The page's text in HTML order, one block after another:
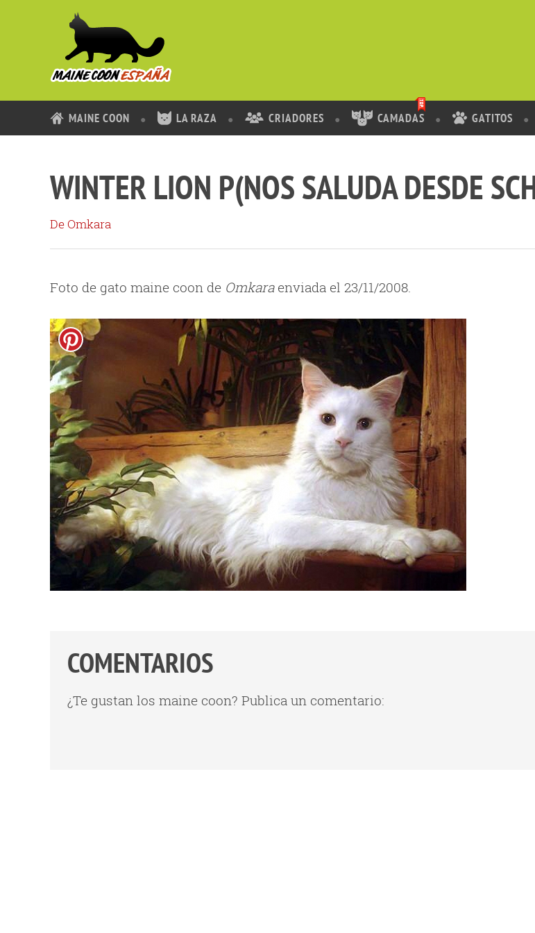
MAINE COON LA RAZA CRIADORES CAMADAS GATITOS
WINTER LION P(NOS SALUDA DESDE
De Omkara
Foto de gato maine coon de Omkaraenviada el 23/11/2008.
COMENTARIOS
¿Te gustan los maine coon? Publica un comentario: